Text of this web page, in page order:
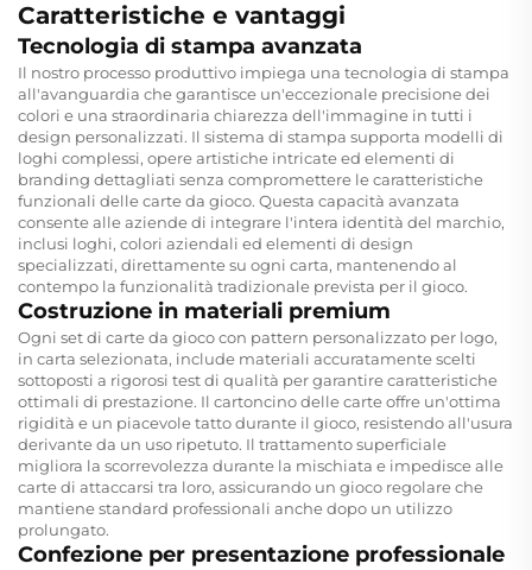
Caratteristiche e vantaggi
Tecnologia di stampa avanzata
Il nostro processo produttivo impiega una tecnologia di stampa
all'avanguardia che garantisce un'eccezionale precisione dei
colori e una straordinaria chiarezza dell'immagine in tutti i
design personalizzati. Il sistema di stampa supporta modelli di
loghi complessi, opere artistiche intricate ed elementi di
branding dettagliati senza compromettere le caratteristiche
funzionali delle carte da gioco. Questa capacità avanzata
consente alle aziende di integrare l'intera identità del marchio,
inclusi loghi, colori aziendali ed elementi di design
specializzati, direttamente su ogni carta, mantenendo al
contempo la funzionalità tradizionale prevista per il gioco.
Costruzione in materiali premium
Ogni set di carte da gioco con pattern personalizzato per logo,
in carta selezionata, include materiali accuratamente scelti
sottoposti a rigorosi test di qualità per garantire caratteristiche
ottimali di prestazione. Il cartoncino delle carte offre un'ottima
rigidità e un piacevole tatto durante il gioco, resistendo all'usura
derivante da un uso ripetuto. Il trattamento superficiale
migliora la scorrevolezza durante la mischiata e impedisce alle
carte di attaccarsi tra loro, assicurando un gioco regolare che
mantiene standard professionali anche dopo un utilizzo
prolungato.
Confezione per presentazione professionale